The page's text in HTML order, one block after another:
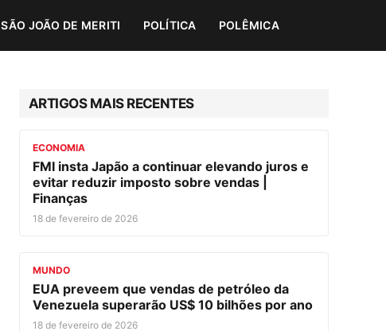
SÃO JOÃO DE MERITI POLÍTICA POLÊMICA
ARTIGOS MAIS RECENTES
ECONOMIA
FMI insta Japão a continuar elevando juros e
evitar reduzir imposto sobre vendas |
Finanças
18 de fevereiro de 2026
MUNDO
EUA preveem que vendas de petróleo da
Venezuela superarão US$ 10 bilhões por ano
18 de fevereiro de 2026